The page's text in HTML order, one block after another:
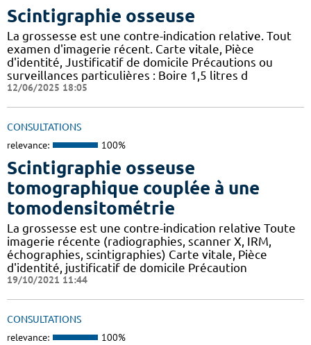
Scintigraphie osseuse
La grossesse est une contre-indication relative. Tout
examen d'imagerie récent. Carte vitale, Pièce
d'identité, Justificatif de domicile Précautions ou
surveillances particulières : Boire 1,5 litres d
12/06/2025 18:05
CONSULTATIONS
relevance: 100%
Scintigraphie osseuse
tomographique couplée à une
tomodensitométrie
La grossesse est une contre-indication relative Toute
imagerie récente (radiographies, scanner X, IRM,
échographies, scintigraphies) Carte vitale, Pièce
d'identité, justificatif de domicile Précaution
19/10/2021 11:44
CONSULTATIONS
relevance: 100%